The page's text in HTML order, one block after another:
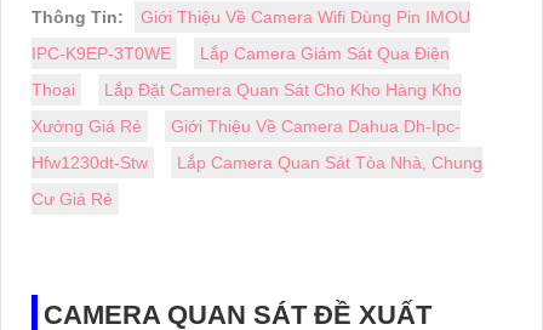
Thông Tin:
Giới Thiệu Về Camera Wifi Dùng Pin IMOU
IPC-K9EP-3T0WE
Lắp Camera Giám Sát Qua Điện
Thoại
Lắp Đặt Camera Quan Sát Cho Kho Hàng Kho
Xưởng Giá Rẻ
Giới Thiệu Về Camera Dahua Dh-Ipc-
Hfw1230dt-Stw
Lắp Camera Quan Sát Tòa Nhà, Chung
Cư Giá Rẻ
CAMERA QUAN SÁT ĐỀ XUẤT